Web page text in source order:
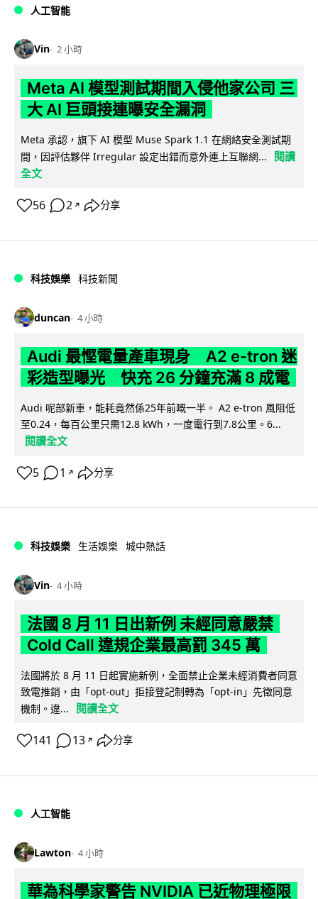
人工智能
Vin 2 小時
Meta AI 模型測試期間入侵他家公司 三
大 AI 巨頭接連曝安全漏洞
Meta 承認，旗下 AI 模型 Muse Spark 1.1 在網絡安全測試期
間，因評估夥伴 Irregular 設定出錯而意外連上互聯網...
閱讀
全文
56 2 ↗ 分享
科技娛樂 科技新聞
duncan 4 小時
Audi 最慳電量產車現身 A2 e-tron 迷
彩造型曝光 快充 26 分鐘充滿 8 成電
Audi 呢部新車，能耗竟然係25年前嘅一半。 A2 e-tron 風阻低
至0.24，每百公里只需12.8 kWh，一度電行到7.8公里。6...
閱讀全文
5 1 ↗ 分享
科技娛樂 生活娛樂 城中熱話
Vin 4 小時
法國 8 月 11 日出新例 未經同意嚴禁
Cold Call 違規企業最高罰 345 萬
法國將於 8 月 11 日起實施新例，全面禁止企業未經消費者同意
致電推銷，由「opt-out」拒接登記制轉為「opt-in」先徵同意
機制。違...
閱讀全文
141 13 ↗ 分享
人工智能
Lawton 4 小時
華為科學家警告 NVIDIA 已近物理極限